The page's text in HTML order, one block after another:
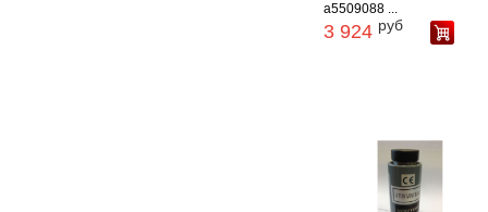
a5509088 ...
3 924 руб